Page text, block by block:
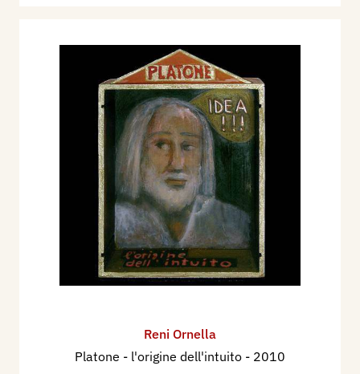
Reni Ornella
Platone - l'origine dell'intuito - 2010